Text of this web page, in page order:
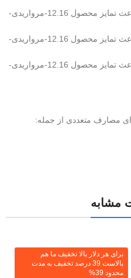
ویژگی 3: این ویژگی منحصر به‌فرد باعث تمایز محصول 12.16-مرواریدی-
ویژگی 4: این ویژگی منحصر به‌فرد باعث تمایز محصول 12.16-مرواریدی-
ویژگی 5: این ویژگی منحصر به‌فرد باعث تمایز محصول 12.16-مرواریدی-
مشابه
برای هر دلار بالا تخفیف ما هم
بالاست 39 درصد تخفیف به مدت
محدود 39%